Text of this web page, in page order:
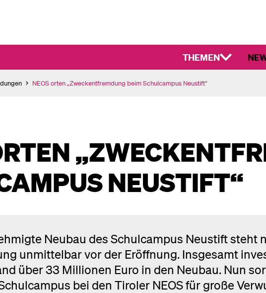
THEMEN
NEOS orten „Zweckentfremdung beim Schulcampus Neustift“
NEUSTIFT“
Neubau des Schulcampus Neustift steht
unmittelbar vor der Eröffnung. Insgesamt
über 33 Millionen Euro in den Neubau. Nun
bei den Tiroler NEOS für große